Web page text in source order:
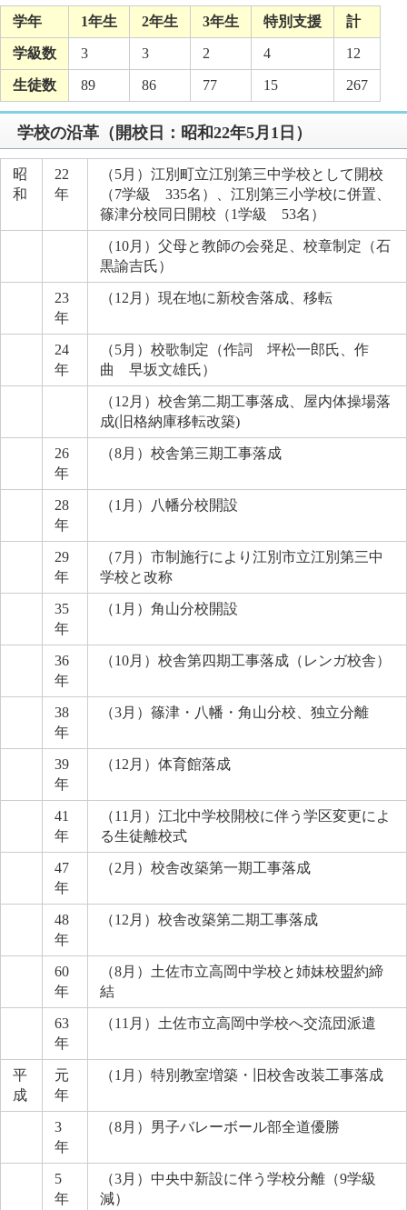
学年 1年生 2年生 3年生 特別支援 計
学級数 3 3 2 4 12
生徒数 89 86 77 15 267
学校の沿革（開校日：昭和22年5月1日）
昭
和
22
年
（5月）江別町立江別第三中学校として開校
（7学級 335名）、江別第三小学校に併置、
篠津分校同日開校（1学級 53名）
（10月）父母と教師の会発足、校章制定（石
黒諭吉氏）
23
年
（12月）現在地に新校舎落成、移転
24
年
（5月）校歌制定（作詞 坪松一郎氏、作
曲 早坂文雄氏）
（12月）校舎第二期工事落成、屋内体操場落
成(旧格納庫移転改築)
26
年
（8月）校舎第三期工事落成
28
年
（1月）八幡分校開設
29
年
（7月）市制施行により江別市立江別第三中
学校と改称
35
年
（1月）角山分校開設
36
年
（10月）校舎第四期工事落成（レンガ校舎）
38
年
（3月）篠津・八幡・角山分校、独立分離
39
年
（12月）体育館落成
41
年
（11月）江北中学校開校に伴う学区変更によ
る生徒離校式
47
年
（2月）校舎改築第一期工事落成
48
年
（12月）校舎改築第二期工事落成
60
年
（8月）土佐市立高岡中学校と姉妹校盟約締
結
63
年
（11月）土佐市立高岡中学校へ交流団派遣
平
成
元
年
（1月）特別教室増築・旧校舎改装工事落成
3
年
（8月）男子バレーボール部全道優勝
5
年
（3月）中央中新設に伴う学校分離（9学級
減）